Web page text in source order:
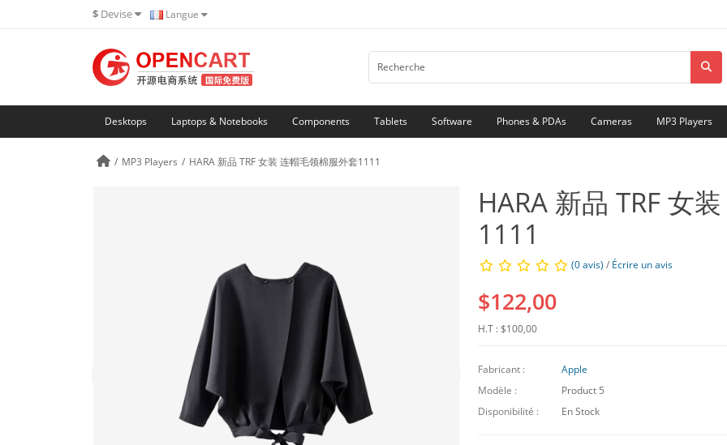
$ Devise Langue
Desktops Laptops & Notebooks Components Tablets Software Phones & PDAs Cameras MP3 Players
MP3 Players HARA 新品 TRF 女装 连帽毛领棉服外套1111
HARA 新品 TRF 女
1111
(0 avis) / Écrire un avis
$122,00
H.T : $100,00
Fabricant :
Apple
Modèle :
Product 5
Disponibilité :
En Stock